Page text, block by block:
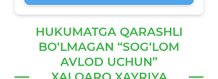
HUKUMATGA QARASHLI
BO‘LMAGAN “SOG‘LOM
AVLOD UCHUN”